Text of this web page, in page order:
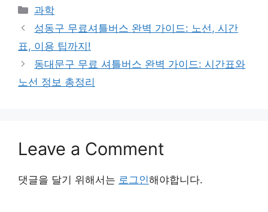
Categories
과학
성동구 무료셔틀버스 완벽 가이드: 노선, 시간
표, 이용 팁까지!
동대문구 무료 셔틀버스 완벽 가이드: 시간표와
노선 정보 총정리
Leave a Comment
댓글을 달기 위해서는 로그인해야합니다.